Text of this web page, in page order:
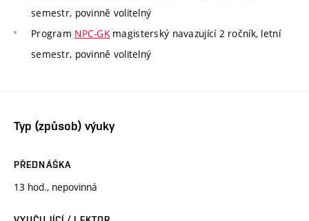
semestr, povinně volitelný
Program NPC-GKmagisterský navazující 2 ročník, letní
semestr, povinně volitelný
Typ (způsob) výuky
PŘEDNÁŠKA
13 hod., nepovinná